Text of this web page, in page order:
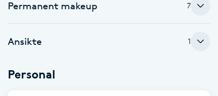
Fettreducering
Fibromassage
Permanent makeup 7
Ansikte 1
Personal